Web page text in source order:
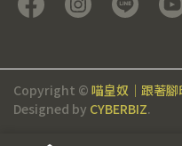
Copyright © 喵皇奴｜跟著
Designed by CYBERBIZ.